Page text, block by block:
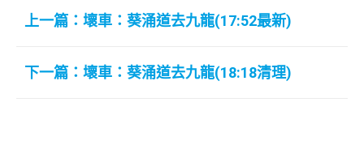
上一篇：壞車：葵涌道去九龍(17:52最新)
下一篇：壞車：葵涌道去九龍(18:18清理)